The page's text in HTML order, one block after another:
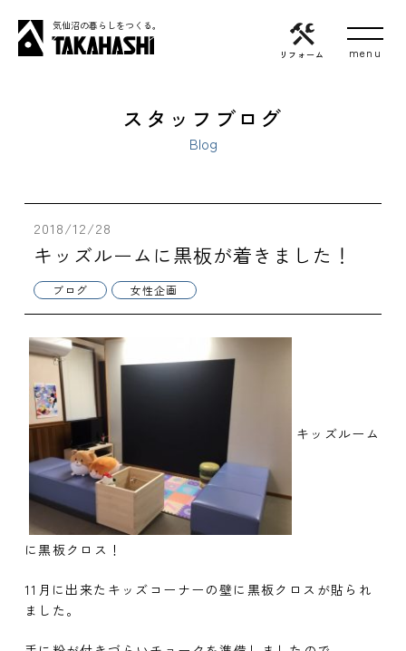
気仙沼の暮らしをつくる。
リフォーム
スタッフブログ
Blog
2018/12/28
キッズルームに黒板が着きました！
ブログ 女性企画
キッズルーム
に黒板クロス！
11月に出来たキッズコーナーの壁に黒板クロスが貼られ
ました。